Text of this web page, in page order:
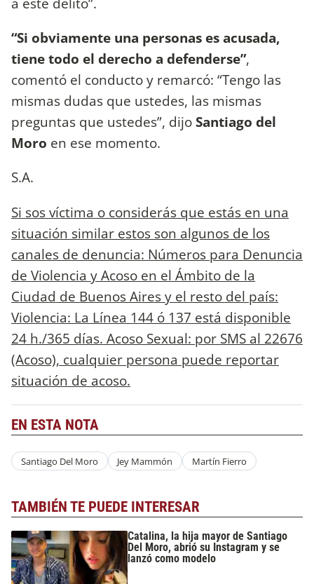
“Si obviamente una personas es acusada,
tiene todo el derecho a defenderse”,
comentó el conducto y remarcó: “Tengo las
mismas dudas que ustedes, las mismas
preguntas que ustedes”, dijoSantiago del
Moro en ese momento.
S.A.
Si sos víctima o considerás que estás en una
situación similar estos son algunos de los
canales de denuncia: Números para Denuncia
de Violencia y Acoso en el Ámbito de la
Ciudad de Buenos Aires y el resto del país:
Violencia: La Línea 144 ó 137 está disponible
24 h./365 días. Acoso Sexual: por SMS al 22676
(Acoso), cualquier persona puede reportar
situación de acoso.
EN ESTA NOTA
Santiago Del Moro Jey Mammón Martín Fierro
TAMBIÉN TE PUEDE INTERESAR
Catalina, la hija mayor de Santiago
Del Moro, abrió su Instagram y se
lanzó como modelo